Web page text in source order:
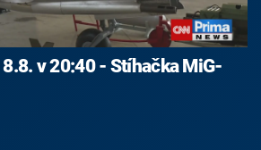
v 20:40 - Stíhačka MiG-